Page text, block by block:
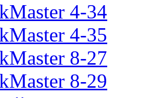
4-34
4-35
8-27
8-29